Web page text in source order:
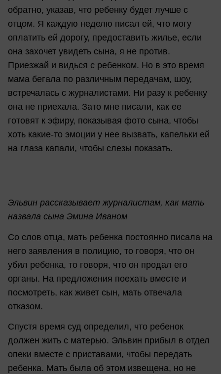
обратно, указав, что ребенку будет лучше с
отцом. Я каждую неделю писал ей, что могу
оплатить ей дорогу, предоставить жилье, если
она захочет увидеть сына, я не против.
Приезжай и видься с ребенком. Но в это время
мама бегала по различным передачам, шоу,
встречалась с журналистами. Ни разу к ребенку
она не приехала. Зато мне писали, как ее
готовят к эфиру, показывая фото сына, чтобы
хоть какие-то эмоции у нее вызвать, капельки ей
на глаза капали, чтобы слезы показать.
Эльвин рассказывает журналистам, как мать
назвала сына Эмина Иваном
Со слов отца, мать ребенка постоянно писала на
него заявления в полицию, то говоря, что он
убил ребенка, то говоря, что он продал его
органы. На предложения поехать вместе и
посмотреть, как живет сын, мать отвечала
отказом.
Спустя время суд определил, что ребенок
должен жить с матерью. Эльвин прибыл в отдел
опеки вместе с приставами, чтобы передать
ребенка. Мать была об этом извещена, но не